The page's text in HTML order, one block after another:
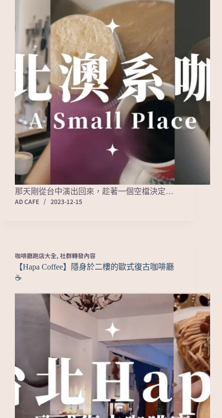
那天剛從台中演出回來，趁著一個空檔決定…
AD CAFE
2023-12-15
咖啡廳跑店大全, 社群轉發內容
【Hapa Coffee】隱身於二樓的歐式復古咖啡廳
☕️